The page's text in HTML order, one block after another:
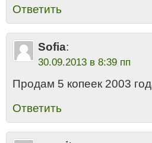
Ответить
Sofia:
30.09.2013 в 8:39 пп
Продам 5 копеек 2003
Ответить